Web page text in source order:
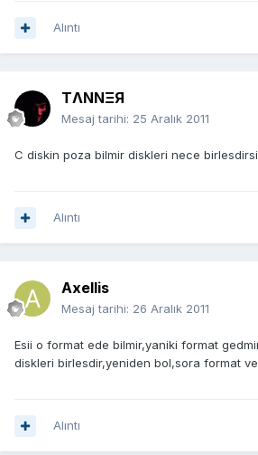
Alıntı
TΛNNΞЯ
Mesaj tarihi: 25 Aralık 2011
C diskin poza bilmir diskleri nece
Alıntı
Axellis
Mesaj tarihi: 26 Aralık 2011
Esii o format ede bilmir,yaniki format
diskleri birlesdir,yeniden bol,sora format
Alıntı